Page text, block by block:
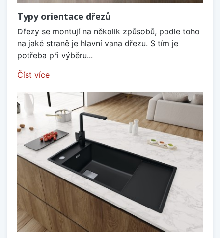
Typy orientace dřezů
Dřezy se montují na několik způsobů, podle toho
na jaké straně je hlavní vana dřezu. S tím je
potřeba při výběru...
Číst více